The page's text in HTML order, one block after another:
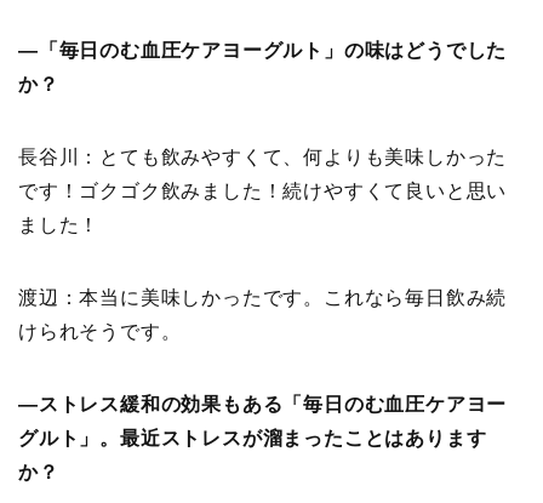
―「毎日のむ血圧ケアヨーグルト」の味はどうでした
か？
長谷川：とても飲みやすくて、何よりも美味しかった
です！ゴクゴク飲みました！続けやすくて良いと思い
ました！
渡辺：本当に美味しかったです。これなら毎日飲み続
けられそうです。
―ストレス緩和の効果もある「毎日のむ血圧ケアヨー
グルト」。最近ストレスが溜まったことはあります
か？